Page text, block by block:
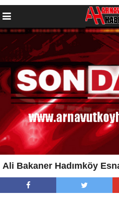
Ali Bakaner Hadımköy